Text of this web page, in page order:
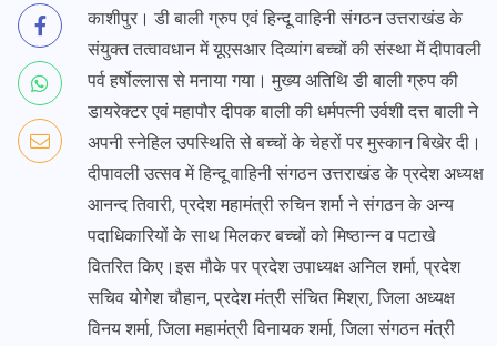
काशीपुर। डी बाली ग्रुप एवं हिन्दू वाहिनी संगठन उत्तराखंड के
संयुक्त तत्वावधान में यूएसआर दिव्यांग बच्चों की संस्था में दीपावली
पर्व हर्षोल्लास से मनाया गया। मुख्य अतिथि डी बाली ग्रुप की
डायरेक्टर एवं महापौर दीपक बाली की धर्मपत्नी उर्वशी दत्त बाली ने
अपनी स्नेहिल उपस्थिति से बच्चों के चेहरों पर मुस्कान बिखेर दी।
दीपावली उत्सव में हिन्दू वाहिनी संगठन उत्तराखंड के प्रदेश अध्यक्ष
आनन्द तिवारी, प्रदेश महामंत्री रुचिन शर्मा ने संगठन के अन्य
पदाधिकारियों के साथ मिलकर बच्चों को मिष्ठान्न व पटाखे
वितरित किए।इस मौके पर प्रदेश उपाध्यक्ष अनिल शर्मा, प्रदेश
सचिव योगेश चौहान, प्रदेश मंत्री संचित मिश्रा, जिला अध्यक्ष
विनय शर्मा, जिला महामंत्री विनायक शर्मा, जिला संगठन मंत्री